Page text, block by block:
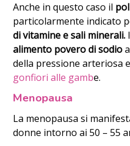
Anche in questo caso il
particolarmente indicato
di vitamine e sali minerali.
alimento povero di sodio
della pressione arteriosa
gonfiori alle gambe.
Menopausa
La menopausa si
donne intorno ai 50 – 55